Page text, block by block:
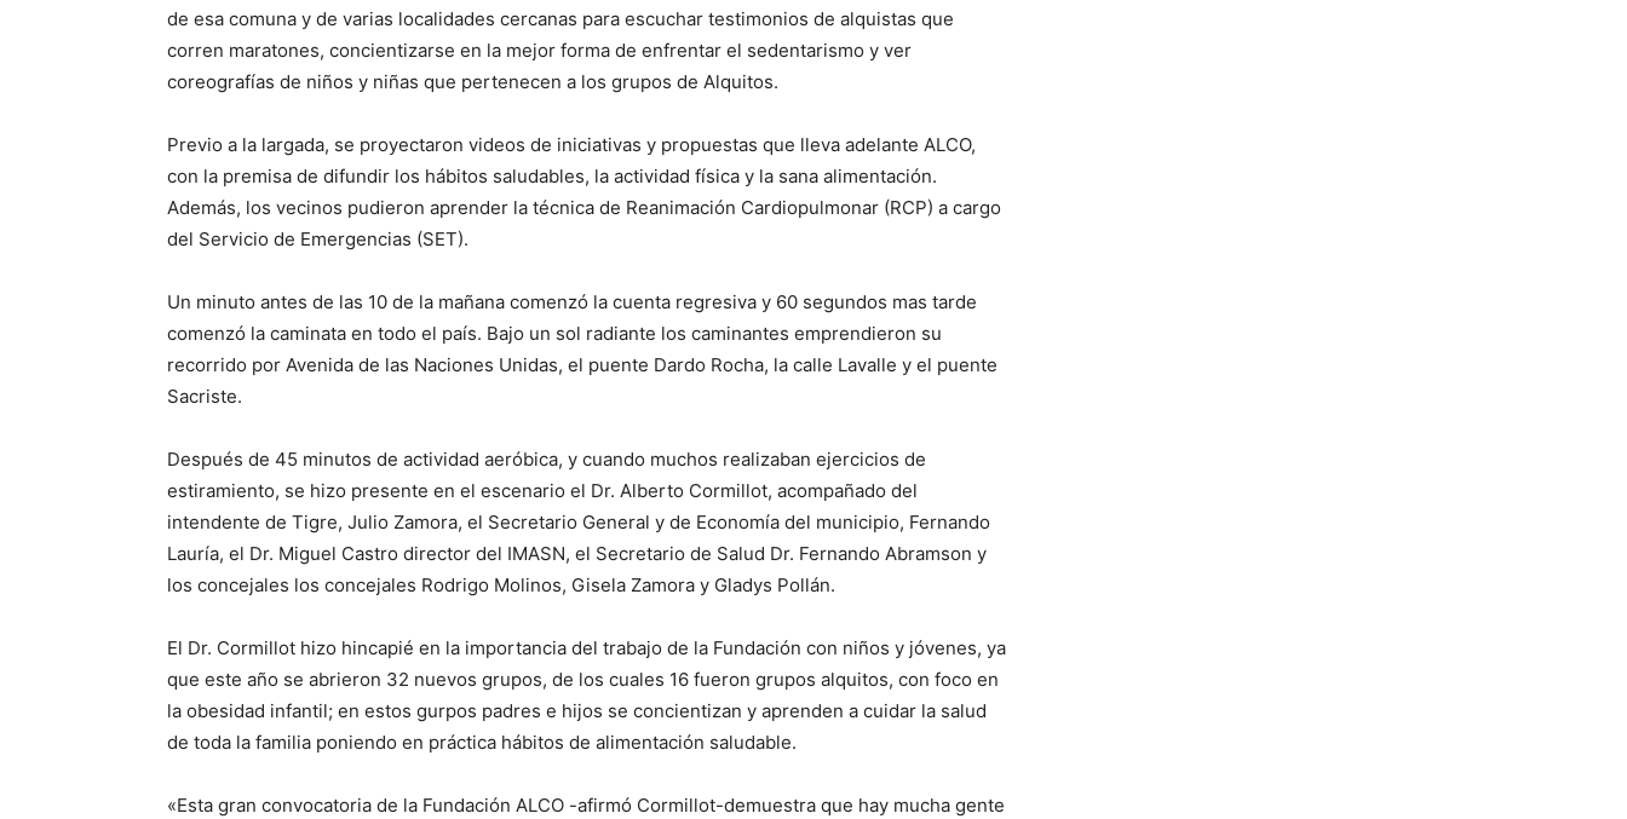
de esa comuna y de varias localidades cercanas para escuchar testimonios de alquistas que
corren maratones, concientizarse en la mejor forma de enfrentar el sedentarismo y ver
coreografías de niños y niñas que pertenecen a los grupos de Alquitos.
Previo a la largada, se proyectaron videos de iniciativas y propuestas que lleva adelante ALCO,
con la premisa de difundir los hábitos saludables, la actividad física y la sana alimentación.
Además, los vecinos pudieron aprender la técnica de Reanimación Cardiopulmonar (RCP) a cargo
del Servicio de Emergencias (SET).
Un minuto antes de las 10 de la mañana comenzó la cuenta regresiva y 60 segundos mas tarde
comenzó la caminata en todo el país. Bajo un sol radiante los caminantes emprendieron su
recorrido por Avenida de las Naciones Unidas, el puente Dardo Rocha, la calle Lavalle y el puente
Sacriste.
Después de 45 minutos de actividad aeróbica, y cuando muchos realizaban ejercicios de
estiramiento, se hizo presente en el escenario el Dr. Alberto Cormillot, acompañado del
intendente de Tigre, Julio Zamora, el Secretario General y de Economía del municipio, Fernando
Lauría, el Dr. Miguel Castro director del IMASN, el Secretario de Salud Dr. Fernando Abramson y
los concejales los concejales Rodrigo Molinos, Gisela Zamora y Gladys Pollán.
El Dr. Cormillot hizo hincapié en la importancia del trabajo de la Fundación con niños y jóvenes, ya
que este año se abrieron 32 nuevos grupos, de los cuales 16 fueron grupos alquitos, con foco en
la obesidad infantil; en estos gurpos padres e hijos se concientizan y aprenden a cuidar la salud
de toda la familia poniendo en práctica hábitos de alimentación saludable.
«Esta gran convocatoria de la Fundación ALCO -afirmó Cormillot-demuestra que hay mucha gente